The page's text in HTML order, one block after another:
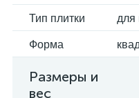
Тип плитки для
Форма
Размеры и
вес